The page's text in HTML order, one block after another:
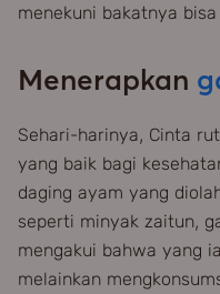
menekuni bakatnya
Menerapkan
Sehari-harinya, Cinta
yang baik bagi
daging ayam yang
seperti minyak zaitun,
mengakui bahwa yang
melainkan